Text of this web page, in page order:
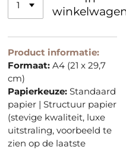
Product informatie:
Formaat: A4 (21 x 29,7
cm)
Papierkeuze: Standaard
papier | Structuur papier
(stevige kwaliteit, luxe
uitstraling, voorbeeld te
zien op de laatste